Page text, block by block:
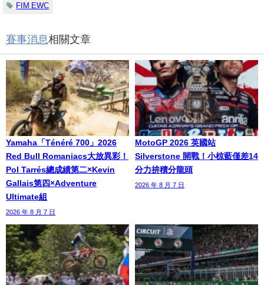
FIM EWC
賽事消息相關文章
Yamaha「Ténéré 700」2026
Red Bull Romaniacs大放異彩！
Pol Tarrés總成績第二×Kevin
Gallais第四×Adventure
Ultimate組
2026 年 8 月 7 日
MotoGP 2026 英國站
Silverstone 開戰！小椋藍僅差14
分力拚積分龍頭
2026 年 8 月 7 日